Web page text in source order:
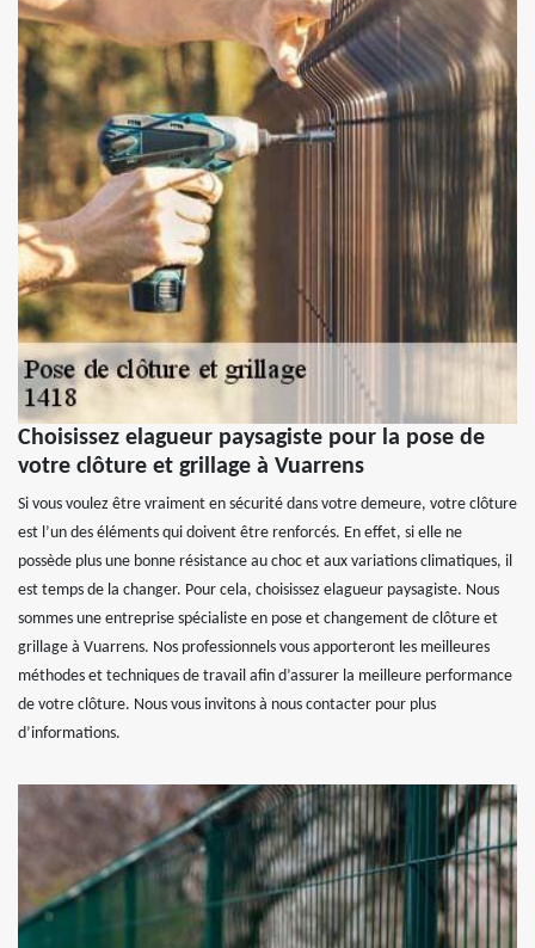
Choisissez elagueur paysagiste pour la pose de
votre clôture et grillage à Vuarrens
Si vous voulez être vraiment en sécurité dans votre demeure, votre clôture
est l’un des éléments qui doivent être renforcés. En effet, si elle ne
possède plus une bonne résistance au choc et aux variations climatiques, il
est temps de la changer. Pour cela, choisissez elagueur paysagiste. Nous
sommes une entreprise spécialiste en pose et changement de clôture et
grillage à Vuarrens. Nos professionnels vous apporteront les meilleures
méthodes et techniques de travail afin d’assurer la meilleure performance
de votre clôture. Nous vous invitons à nous contacter pour plus
d’informations.